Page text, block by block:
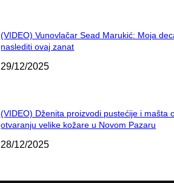
(VIDEO) Vunovlačar Sead Marukić: Moja
naslediti ovaj zanat
29/12/2025
(VIDEO) Dženita proizvodi pustećije i mašta
otvaranju velike kožare u Novom Pazaru
28/12/2025